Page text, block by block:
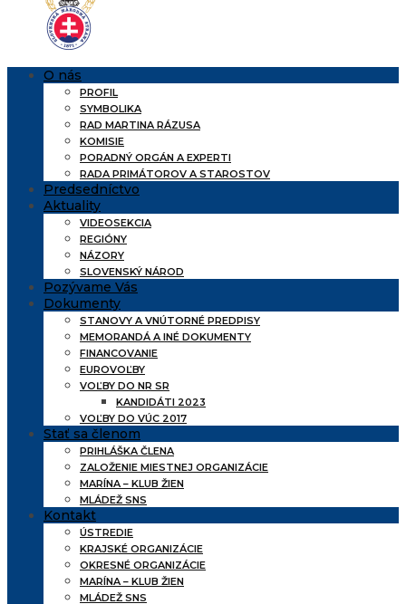
O nás
PROFIL
SYMBOLIKA
RAD MARTINA RÁZUSA
KOMISIE
PORADNÝ ORGÁN A EXPERTI
RADA PRIMÁTOROV A STAROSTOV
Predsedníctvo
Aktuality
VIDEOSEKCIA
REGIÓNY
NÁZORY
SLOVENSKÝ NÁROD
Pozývame Vás
Dokumenty
STANOVY A VNÚTORNÉ PREDPISY
MEMORANDÁ A INÉ DOKUMENTY
FINANCOVANIE
EUROVOĽBY
VOĽBY DO NR SR
KANDIDÁTI 2023
VOĽBY DO VÚC 2017
Stať sa členom
PRIHLÁŠKA ČLENA
ZALOŽENIE MIESTNEJ ORGANIZÁCIE
MARÍNA – KLUB ŽIEN
MLÁDEŽ SNS
Kontakt
ÚSTREDIE
KRAJSKÉ ORGANIZÁCIE
OKRESNÉ ORGANIZÁCIE
MARÍNA – KLUB ŽIEN
MLÁDEŽ SNS